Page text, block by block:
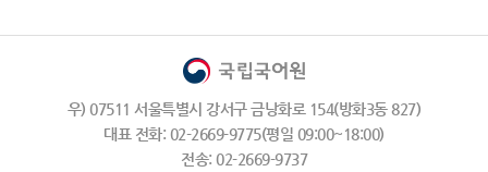
우) 07511 서울특별시 강서구 금낭화로 154(방화3동 827)
대표 전화: 02-2669-9775(평일 09:00~18:00)
전송: 02-2669-9737